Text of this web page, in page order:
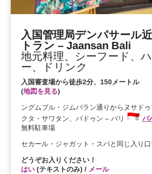
入国管理局デンパサール
トラン – Jaansan Bali
地元料理、シーフード、
ー、ドリンク
入国審査場から徒歩2分、150メートル
(地図を見る)
ングムブル・ジムバラン通りからヌサド
クタ・サワタン、バドゥン – バリ
バ
無料駐車場
セカール・ジャガット・スパと同じ入り
どうぞお入りください！
はい(テキストのみ) / メール